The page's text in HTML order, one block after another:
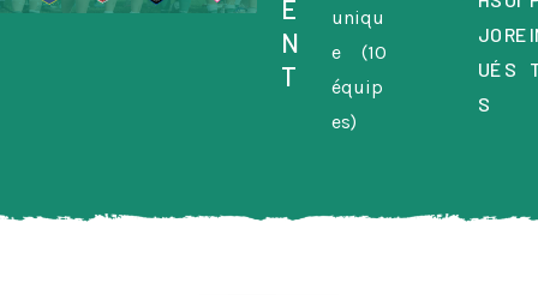
E
N
T
uniqu
e (10
équip
es)
JO
UÉ
S
RE
S